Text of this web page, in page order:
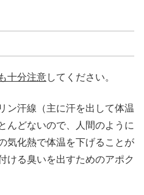
十分注意してください。
ン汗線（主に汗を出して体温
んどないので、人間のように
気化熱で体温を下げることが
ける臭いを出すためのアポク